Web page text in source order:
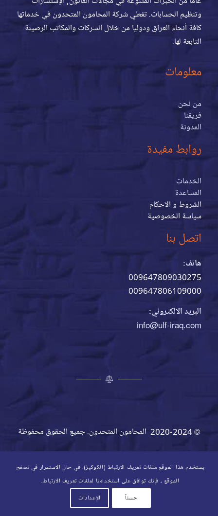
وتنظيم الحسابات. تغطي شركة المحامون المتحدون في خدماتها
كافة أنحاء العراق ودوليا من خلال الشركات والمكاتب الرصينة
التابعة لها.
معلومات
من نحن
فريقنا
المدونة
روابط مفيدة
الخدمات
المساعدة
الشروط و الاحكام
سياسة الخصوصية
اتصل بنا
هاتف:
009647809030275
009647806109000
البريد الالكتروني:
info@ulf-iraq.com
© 2020-2024 المحامون المتحدون. جميع الحقوق محفوظة
يستخدم هذا الموقع ملفات تعريف الارتباط (الكوكيز). في حال الاستمرار في تصفح
الموقع ، فإنك توافق على استخدامنا لملفات تعريف الارتباط.
حسنآ الإعدادات